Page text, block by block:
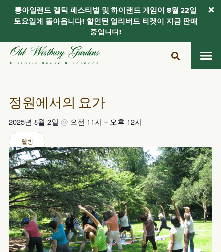
정원에서의 요가
2025년 8월 2일 @ 오전 11시 – 오후 12시
웰빙
롱아일랜드 켈틱 페스티벌 및 하이랜드 게임이 8월 22일
토요일에 돌아옵니다! 할인된 얼리버드 티켓이 지금 판매
중입니다!